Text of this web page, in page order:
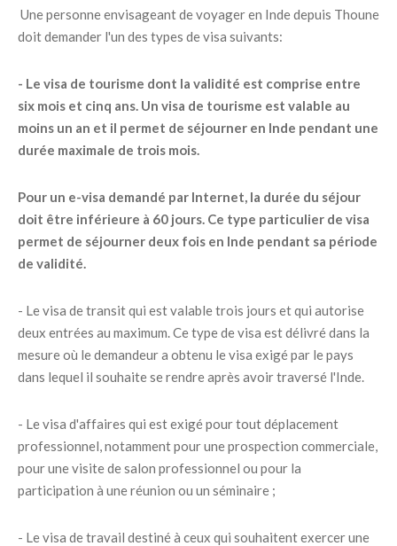
Une personne envisageant de voyager en Inde depuis Thoune
doit demander l'un des types de visa suivants:
- Le visa de tourisme dont la validité est comprise entre
six mois et cinq ans. Un visa de tourisme est valable au
moins un an et il permet de séjourner en Inde pendant une
durée maximale de trois mois.
Pour un e-visa demandé par Internet, la durée du séjour
doit être inférieure à 60 jours. Ce type particulier de visa
permet de séjourner deux fois en Inde pendant sa période
de validité.
- Le visa de transit qui est valable trois jours et qui autorise
deux entrées au maximum. Ce type de visa est délivré dans la
mesure où le demandeur a obtenu le visa exigé par le pays
dans lequel il souhaite se rendre après avoir traversé l'Inde.
- Le visa d'affaires qui est exigé pour tout déplacement
professionnel, notamment pour une prospection commerciale,
pour une visite de salon professionnel ou pour la
participation à une réunion ou un séminaire ;
- Le visa de travail destiné à ceux qui souhaitent exercer une